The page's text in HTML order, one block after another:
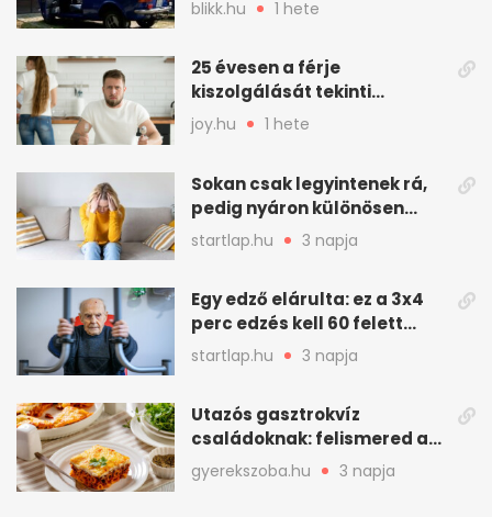
blikk.hu 1 hete
25 évesen a férje
kiszolgálását tekinti
„munkának”
joy.hu 1 hete
Sokan csak legyintenek rá,
pedig nyáron különösen
gyakran jelentkezik ez a
kellemetlen betegség
startlap.hu 3 napja
Egy edző elárulta: ez a 3x4
perc edzés kell 60 felett
mindenkinek
startlap.hu 3 napja
Utazós gasztrokvíz
családoknak: felismered az
asadót és társait?
gyerekszoba.hu 3 napja